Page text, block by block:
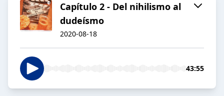
Capítulo 2 - Del nihilismo al
dudeísmo
2020-08-18
43:55